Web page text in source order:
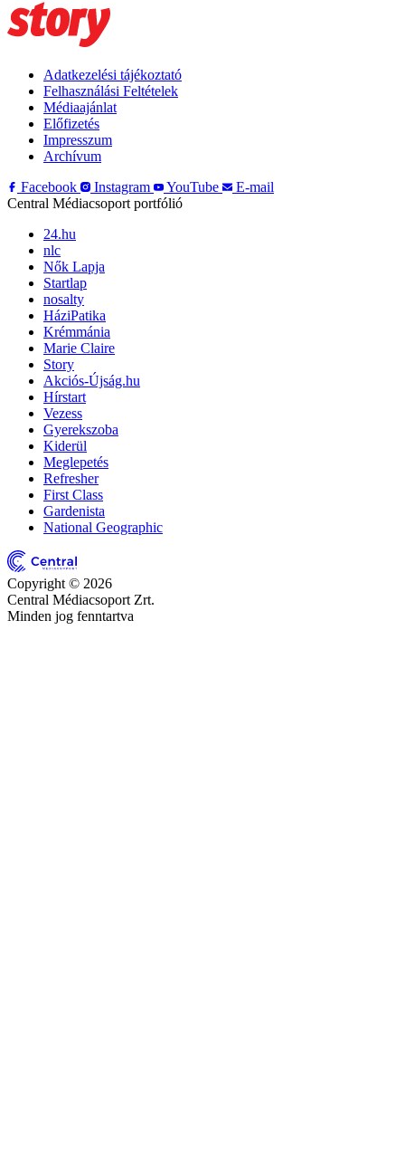
Adatkezelési tájékoztató
Felhasználási Feltételek
Médiaajánlat
Előfizetés
Impresszum
Archívum
Facebook
Instagram YouTube
E-mail
Central Médiacsoport portfólió
24.hu
nlc
Nők Lapja
Startlap
nosalty
HáziPatika
Krémmánia
Marie Claire
Story
Akciós-Újság.hu
Hírstart
Vezess
Gyerekszoba
Kiderül
Meglepetés
Refresher
First Class
Gardenista
National Geographic
Copyright © 2026
Central Médiacsoport Zrt.
Minden jog fenntartva